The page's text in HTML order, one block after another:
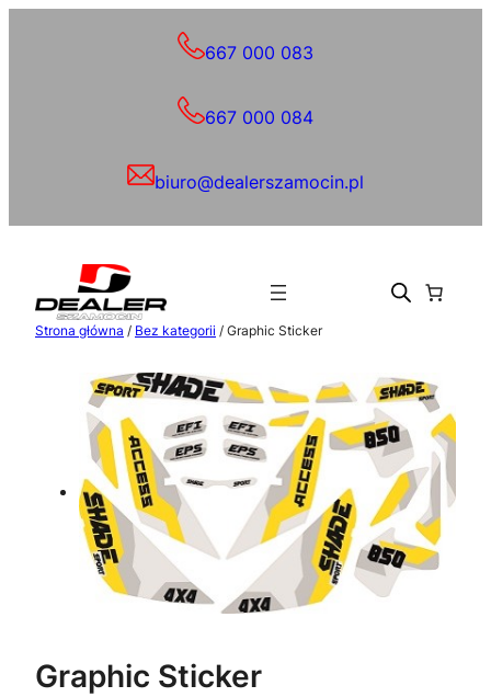
667 000 083
667 000 084
biuro@dealerszamocin.pl
Strona główna / Bez kategorii / Graphic Sticker
Graphic Sticker